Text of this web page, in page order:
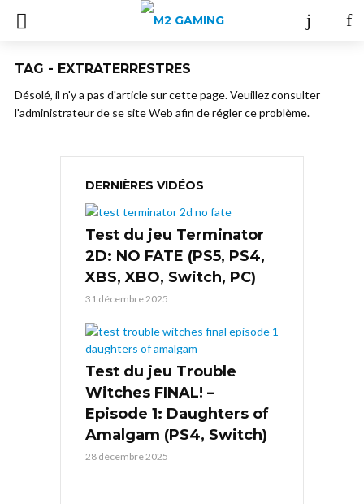
TAG - EXTRATERRESTRES
Désolé, il n'y a pas d'article sur cette page. Veuillez consulter
l'administrateur de se site Web afin de régler ce problème.
DERNIÈRES VIDÉOS
Test du jeu Terminator
2D: NO FATE (PS5, PS4,
XBS, XBO, Switch, PC)
31 décembre 2025
Test du jeu Trouble
Witches FINAL! –
Episode 1: Daughters of
Amalgam (PS4, Switch)
28 décembre 2025